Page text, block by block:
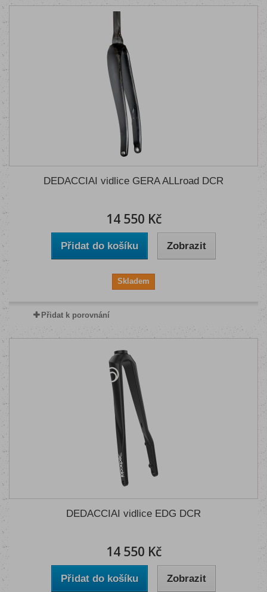
DEDACCIAI vidlice GERA ALLroad DCR
14 550 Kč
Přidat do košíku Zobrazit
Skladem
Přidat k porovnání
DEDACCIAI vidlice EDG DCR
14 550 Kč
Přidat do košíku Zobrazit